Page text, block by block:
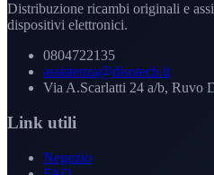
Distribuzione ricambi originali e
dispositivi elettronici.
0804722135
assistenza@disotech.it
Via A.Scarlatti 24 a/b, Ruvo
Link utili
Negozio